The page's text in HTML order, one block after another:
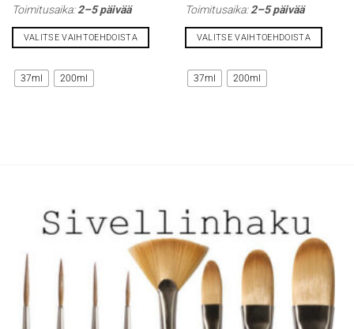
-
Toimitusaika:2–5 päivää
VALITSE VAIHTOEHDOISTA
tuotteella
on
37ml 200ml
-
Toimitusaika:2–5 päivää
VALITSE VAIHTOEHDOISTA
tuotteella
on
37ml 200ml